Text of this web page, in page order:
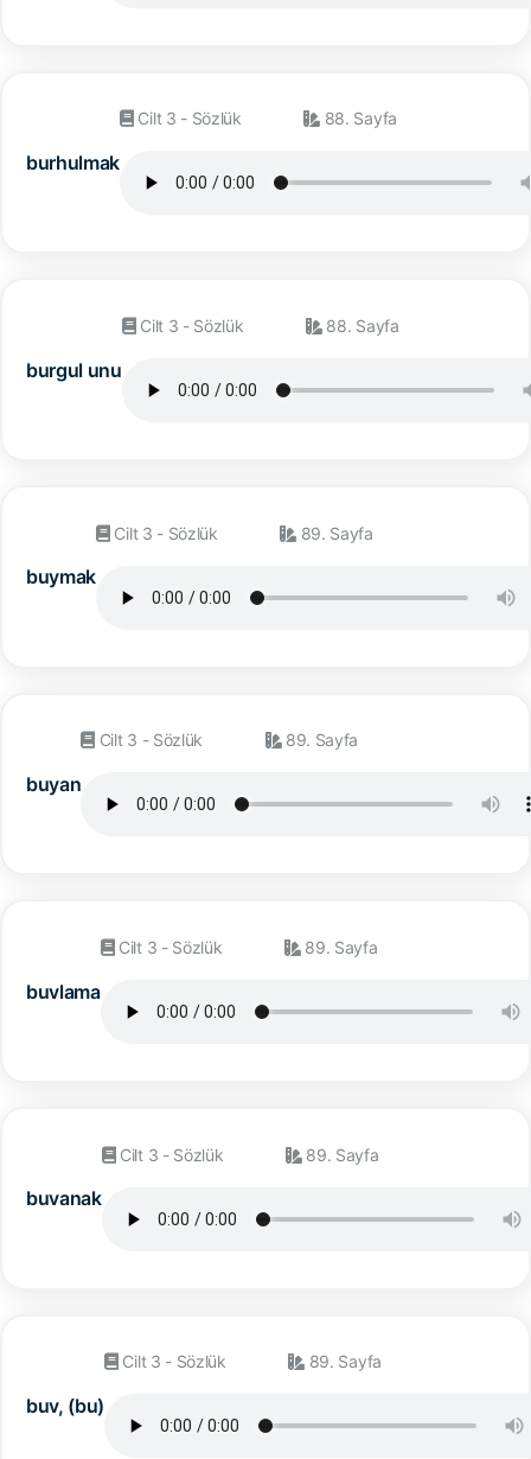
burhulmak
Cilt 3 - Sözlük 88. Sayfa
burgul unu
Cilt 3 - Sözlük 88. Sayfa
buymak
Cilt 3 - Sözlük 89. Sayfa
buyan
Cilt 3 - Sözlük 89. Sayfa
buvlama
Cilt 3 - Sözlük 89. Sayfa
buvanak
Cilt 3 - Sözlük 89. Sayfa
buv, (bu)
Cilt 3 - Sözlük 89. Sayfa